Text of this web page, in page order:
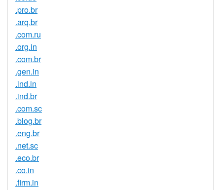
.pro.br
.arq.br
.com.ru
.org.in
.com.br
.gen.in
.ind.in
.ind.br
.com.sc
.blog.br
.eng.br
.net.sc
.eco.br
.co.in
.firm.in